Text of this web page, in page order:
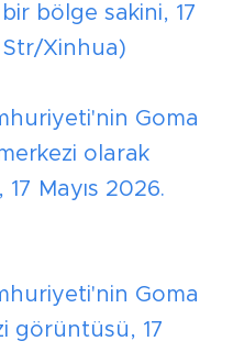
bölge sakini, 17
Str/Xinhua)
Goma
olarak
Mayıs 2026.
Goma
görüntüsü, 17